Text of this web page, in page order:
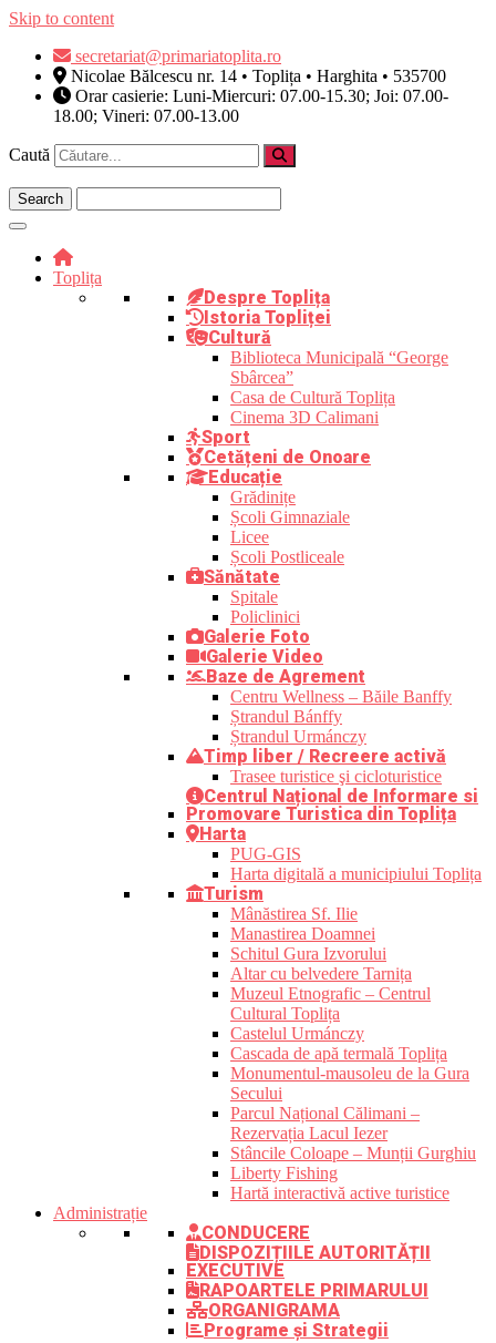
Skip to content
secretariat@primariatoplita.ro
Nicolae Bălcescu nr. 14 • Toplița • Harghita • 535700
Orar casierie: Luni-Miercuri: 07.00-15.30; Joi: 07.00-
18.00; Vineri: 07.00-13.00
Caută
Toplița
Despre Toplița
Istoria Topliței
Cultură
Biblioteca Municipală “George
Sbârcea”
Casa de Cultură Toplița
Cinema 3D Calimani
Sport
Cetățeni de Onoare
Educație
Grădinițe
Școli Gimnaziale
Licee
Școli Postliceale
Sănătate
Spitale
Policlinici
Galerie Foto
Galerie Video
Baze de Agrement
Centru Wellness – Băile Banffy
Ștrandul Bánffy
Ștrandul Urmánczy
Timp liber / Recreere activă
Trasee turistice şi cicloturistice
Centrul Național de Informare si
Promovare Turistica din Toplița
Harta
PUG-GIS
Harta digitală a municipiului Toplița
Turism
Mânăstirea Sf. Ilie
Manastirea Doamnei
Schitul Gura Izvorului
Altar cu belvedere Tarnița
Muzeul Etnografic – Centrul
Cultural Toplița
Castelul Urmánczy
Cascada de apă termală Toplița
Monumentul-mausoleu de la Gura
Secului
Parcul Național Călimani –
Rezervația Lacul Iezer
Stâncile Coloape – Munții Gurghiu
Liberty Fishing
Hartă interactivă active turistice
Administrație
CONDUCERE
DISPOZIȚIILE AUTORITĂȚII
EXECUTIVE
RAPOARTELE PRIMARULUI
ORGANIGRAMA
Programe și Strategii